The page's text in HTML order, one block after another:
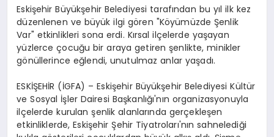
Eskişehir Büyükşehir Belediyesi tarafından bu yıl ilk kez
düzenlenen ve büyük ilgi gören "Köyümüzde Şenlik
Var" etkinlikleri sona erdi. Kırsal ilçelerde yaşayan
yüzlerce çocuğu bir araya getiren şenlikte, minikler
gönüllerince eğlendi, unutulmaz anlar yaşadı.
ESKİŞEHİR (İGFA) – Eskişehir Büyükşehir Belediyesi Kültür
ve Sosyal İşler Dairesi Başkanlığı'nın organizasyonuyla
ilçelerde kurulan şenlik alanlarında gerçekleşen
etkinliklerde, Eskişehir Şehir Tiyatroları'nın sahnelediği